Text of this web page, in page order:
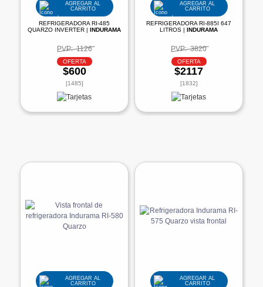
AGREGAR AL
CARRITO
REFRIGERADORA RI-485
QUARZO INVERTER | INDURAMA
PVP: 1126
OFERTA
$600
[1485]
AGREGAR AL
CARRITO
REFRIGERADORA RI-885I 647
LITROS | INDURAMA
PVP: 3820
OFERTA
$2117
[1832]
AGREGAR AL
CARRITO
AGREGAR AL
CARRITO